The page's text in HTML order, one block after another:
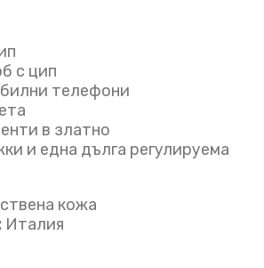
с цип
телефони
в златно
и една дълга регулируема
кожа
Италия